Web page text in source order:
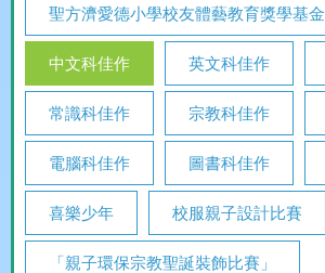
聖方濟愛德小學校友體藝教育獎學基金
中文科佳作 英文科佳作
常識科佳作 宗教科佳作
電腦科佳作 圖書科佳作
喜樂少年 校服親子設計比賽
「親子環保宗教聖誕裝飾比賽」